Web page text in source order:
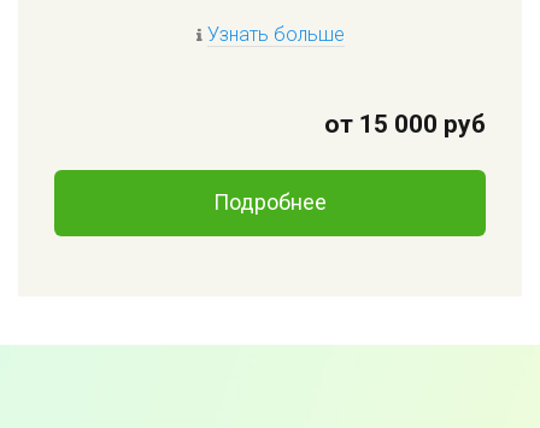
Узнать больше
от 15 000 руб
Подробнее